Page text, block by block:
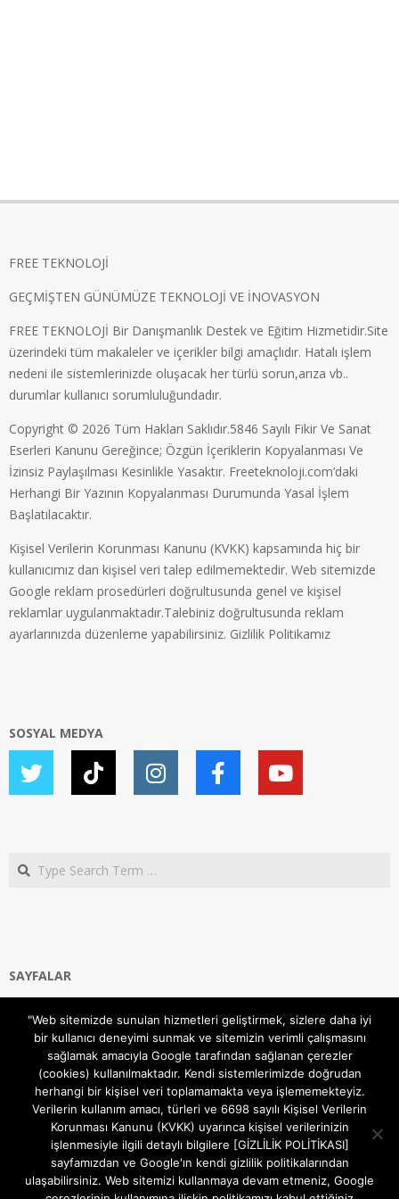
FREE TEKNOLOJİ
GEÇMİŞTEN GÜNÜMÜZE TEKNOLOJİ VE İNOVASYON
FREE TEKNOLOJİ Bir Danışmanlık Destek ve Eğitim Hizmetidir.Site
üzerindeki tüm makaleler ve içerikler bilgi amaçlıdır. Hatalı işlem
nedeni ile sistemlerinizde oluşacak her türlü sorun,arıza vb..
durumlar kullanıcı sorumluluğundadır.
Copyright © 2026 Tüm Hakları Saklıdır.5846 Sayılı Fikir Ve Sanat
Eserleri Kanunu Gereğince; Özgün İçeriklerin Kopyalanması Ve
İzinsiz Paylaşılması Kesinlikle Yasaktır. Freeteknoloji.com’daki
Herhangi Bir Yazının Kopyalanması Durumunda Yasal İşlem
Başlatılacaktır.
Kişisel Verilerin Korunması Kanunu (KVKK) kapsamında hiç bir
kullanıcımız dan kişisel veri talep edilmemektedir. Web sitemizde
Google reklam prosedürleri doğrultusunda genel ve kişisel
reklamlar uygulanmaktadır.Talebiniz doğrultusunda reklam
ayarlarınızda düzenleme yapabilirsiniz. Gizlilik Politikamız
SOSYAL MEDYA
Search
SAYFALAR
Gizlilik ve Çerezler (Cookies) Politikası
Hakkımızda
İletişim Kanalları
MODEM KURULUM
TEKNİK DESTEK
TELEVİZYON SİSTEMLERİ
"Web sitemizde sunulan hizmetleri geliştirmek, sizlere daha iyi
bir kullanıcı deneyimi sunmak ve sitemizin verimli çalışmasını
sağlamak amacıyla Google tarafından sağlanan çerezler
(cookies) kullanılmaktadır. Kendi sistemlerimizde doğrudan
herhangi bir kişisel veri toplamamakta veya işlememekteyiz.
Verilerin kullanım amacı, türleri ve 6698 sayılı Kişisel Verilerin
Korunması Kanunu (KVKK) uyarınca kişisel verilerinizin
işlenmesiyle ilgili detaylı bilgilere [GİZLİLİK POLİTİKASI]
sayfamızdan ve Google'ın kendi gizlilik politikalarından
ulaşabilirsiniz. Web sitemizi kullanmaya devam etmeniz, Google